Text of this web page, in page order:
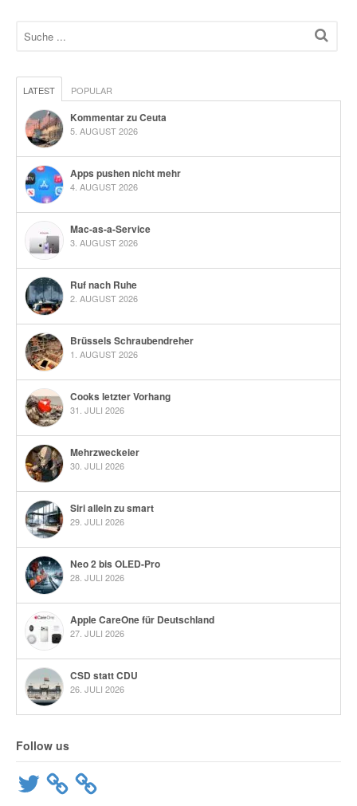
LATEST POPULAR
Kommentar zu Ceuta
5. AUGUST 2026
Apps pushen nicht mehr
4. AUGUST 2026
Mac-as-a-Service
3. AUGUST 2026
Ruf nach Ruhe
2. AUGUST 2026
Brüssels Schraubendreher
1. AUGUST 2026
Cooks letzter Vorhang
31. JULI 2026
Mehrzweckeier
30. JULI 2026
Siri allein zu smart
29. JULI 2026
Neo 2 bis OLED-Pro
28. JULI 2026
Apple CareOne für Deutschland
27. JULI 2026
CSD statt CDU
26. JULI 2026
Follow us
Twitter